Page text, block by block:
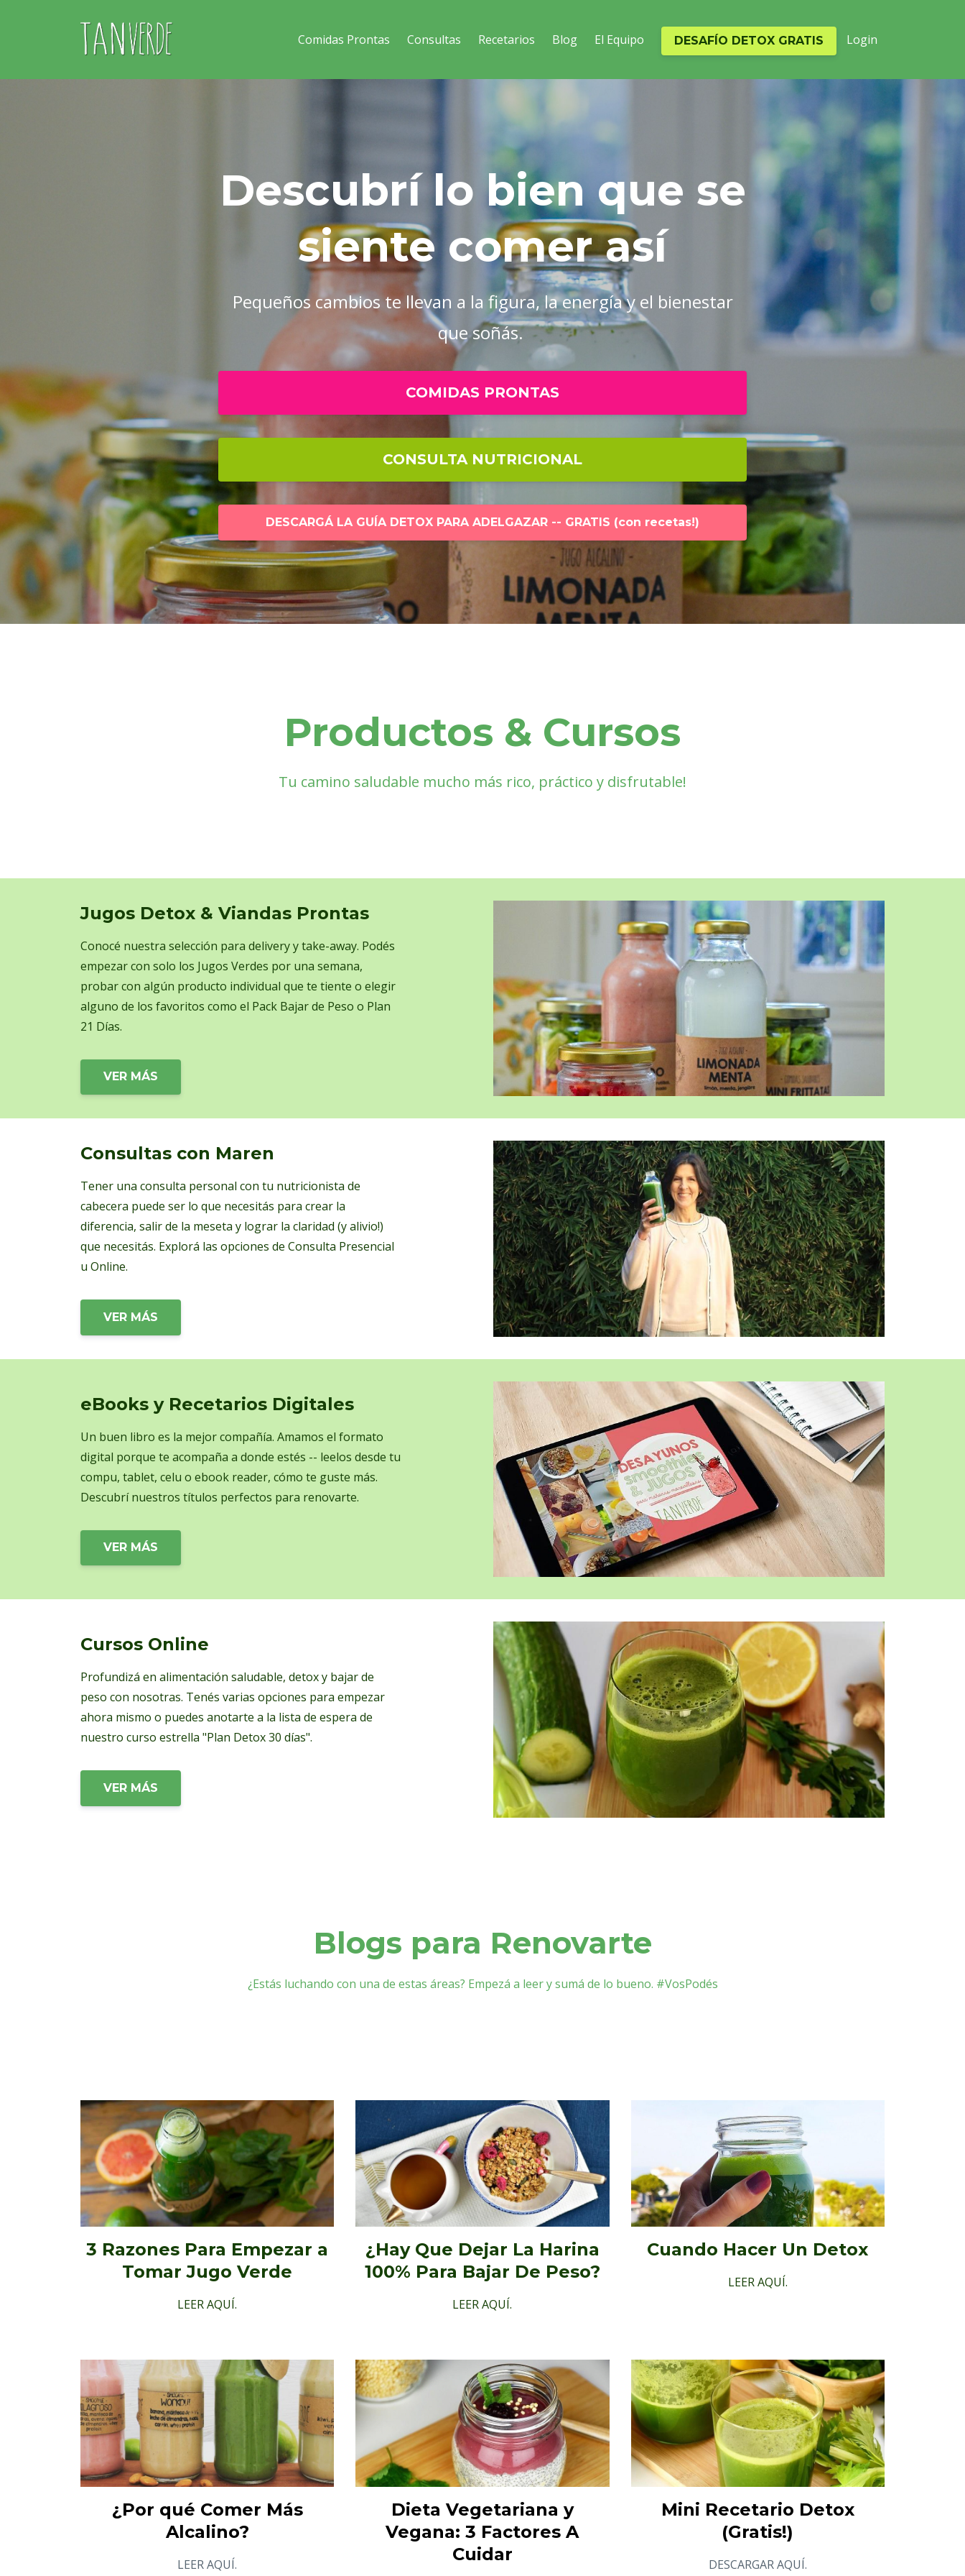
Comidas Prontas Consultas Recetarios Blog El Equipo DESAFÍO DETOX GRATIS Login
Descubrí lo bien que se
siente comer así
Pequeños cambios te llevan a la figura, la energía y el bienestar
que soñás.
COMIDAS PRONTAS
CONSULTA NUTRICIONAL
DESCARGÁ LA GUÍA DETOX PARA ADELGAZAR -- GRATIS (con recetas!)
Productos & Cursos
Tu camino saludable mucho más rico, práctico y disfrutable!
Jugos Detox & Viandas Prontas
Conocé nuestra selección para delivery y take-away. Podés
empezar con solo los Jugos Verdes por una semana,
probar con algún producto individual que te tiente o elegir
alguno de los favoritos como el Pack Bajar de Peso o Plan
21 Días.
VER MÁS
Consultas con Maren
Tener una consulta personal con tu nutricionista de
cabecera puede ser lo que necesitás para crear la
diferencia, salir de la meseta y lograr la claridad (y alivio!)
que necesitás. Explorá las opciones de Consulta Presencial
u Online.
VER MÁS
eBooks y Recetarios Digitales
Un buen libro es la mejor compañía. Amamos el formato
digital porque te acompaña a donde estés -- leelos desde tu
compu, tablet, celu o ebook reader, cómo te guste más.
Descubrí nuestros títulos perfectos para renovarte.
VER MÁS
Cursos Online
Profundizá en alimentación saludable, detox y bajar de
peso con nosotras. Tenés varias opciones para empezar
ahora mismo o puedes anotarte a la lista de espera de
nuestro curso estrella "Plan Detox 30 días".
VER MÁS
Blogs para Renovarte
¿Estás luchando con una de estas áreas? Empezá a leer y sumá de lo bueno. #VosPodés
3 Razones Para Empezar a
Tomar Jugo Verde
LEER AQUÍ.
¿Hay Que Dejar La Harina
100% Para Bajar De Peso?
LEER AQUÍ.
Cuando Hacer Un Detox
LEER AQUÍ.
¿Por qué Comer Más
Alcalino?
LEER AQUÍ.
Dieta Vegetariana y
Vegana: 3 Factores A
Cuidar
Mini Recetario Detox
(Gratis!)
DESCARGAR AQUÍ.